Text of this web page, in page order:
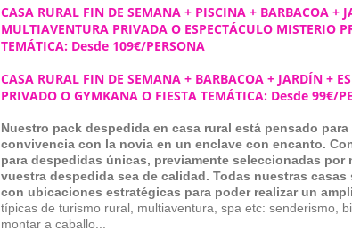
CASA RURAL FIN DE SEMANA + PISCINA + BARBACOA +
MULTIAVENTURA PRIVADA O ESPECTÁCULO MISTERIO
TEMÁTICA: Desde 109€/PERSONA
CASA RURAL FIN DE SEMANA + BARBACOA + JARDÍN +
PRIVADO O GYMKANA O FIESTA TEMÁTICA: Desde 99€/
Nuestro pack despedida en casa rural está pensado
convivencia con la novia en un enclave con encanto.
para despedidas únicas, previamente seleccionadas por
vuestra despedida sea de calidad. Todas nuestras
con ubicaciones estratégicas para poder realizar un
típicas de turismo rural, multiaventura, spa etc: senderismo,
montar a caballo...